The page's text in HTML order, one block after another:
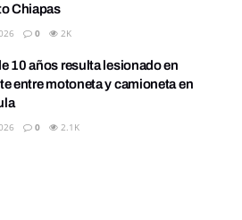
Chiapas
0 2K
10 años resulta lesionado en
entre motoneta y camioneta en
0 2.1K